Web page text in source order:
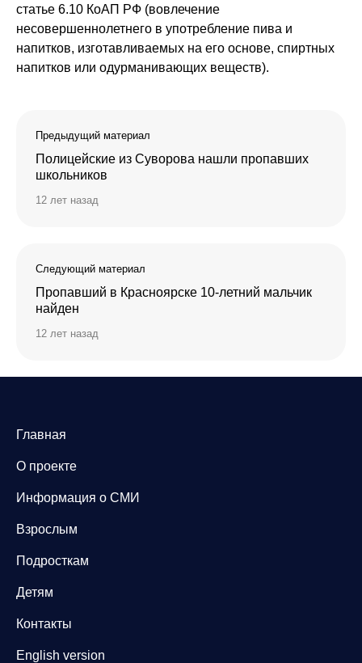
статье 6.10 КоАП РФ (вовлечение
несовершеннолетнего в употребление пива и
напитков, изготавливаемых на его основе, спиртных
напитков или одурманивающих веществ).
Предыдущий материал
Полицейские из Суворова нашли пропавших
школьников
12 лет назад
Следующий материал
Пропавший в Красноярске 10-летний мальчик
найден
12 лет назад
Главная
О проекте
Информация о СМИ
Взрослым
Подросткам
Детям
Контакты
English version